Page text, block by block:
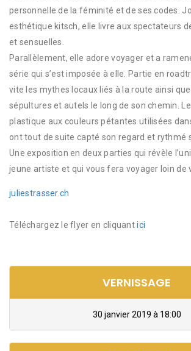
personnelle de la féminité et de ses codes.
esthétique kitsch, elle livre aux spectateurs
et sensuelles.
Parallèlement, elle adore voyager et a
série qui s’est imposée à elle. Partie en
vite les mythes locaux liés à la route ainsi
sépultures et autels le long de son chemin.
plastique aux couleurs pétantes utilisées
ont tout de suite capté son regard et rythmé
Une exposition en deux parties qui révèle
jeune artiste et qui vous fera voyager loin de
juliestrasser.ch
Téléchargez le flyer en cliquantici
VERNISSAGE
30 janvier 2019 à 18:00